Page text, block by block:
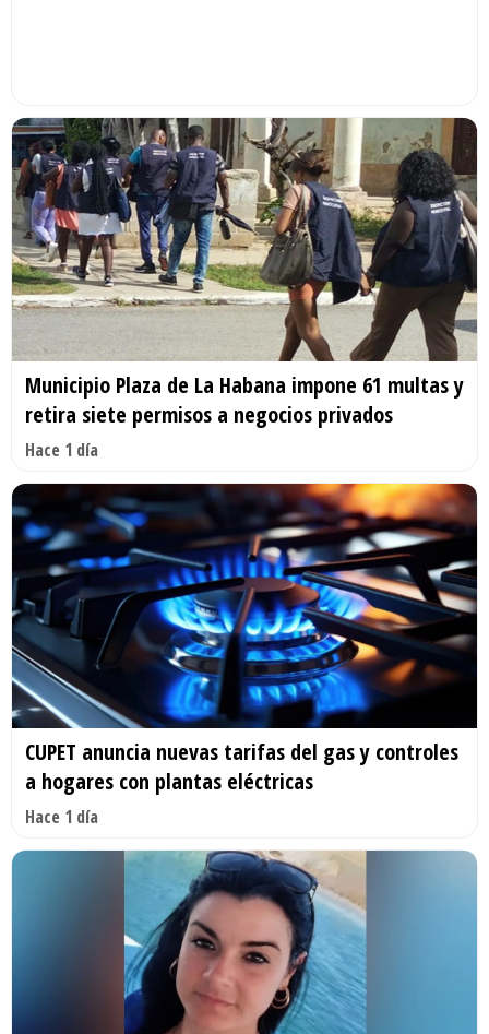
Municipio Plaza de La Habana impone 61 multas y
retira siete permisos a negocios privados
Hace 1 día
CUPET anuncia nuevas tarifas del gas y controles
a hogares con plantas eléctricas
Hace 1 día